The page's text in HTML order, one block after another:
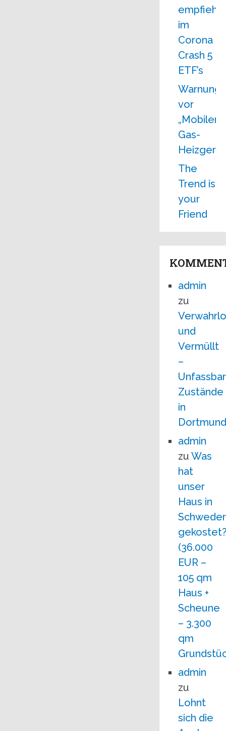
empfiehlt
im
Corona
Crash 5
ETF’s
Warnung
vor
„Mobilen
Gas-
The
Trend is
your
Friend
admin
zu
und
Vermüllt
–
Zustände
in
Dortmund
admin
zu Was
hat
unser
Haus in
(36.000
EUR –
105 qm
Haus +
Scheune
– 3.300
qm
admin
zu
Lohnt
sich die